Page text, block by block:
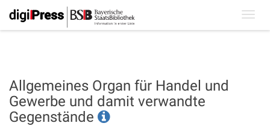
Allgemeines Organ für Handel und
Gewerbe und damit verwandte
Gegenstände